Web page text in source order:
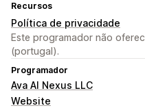
Recursos
Política de privacidade
Este programador não
(portugal).
Programador
Ava AI Nexus LLC
Website